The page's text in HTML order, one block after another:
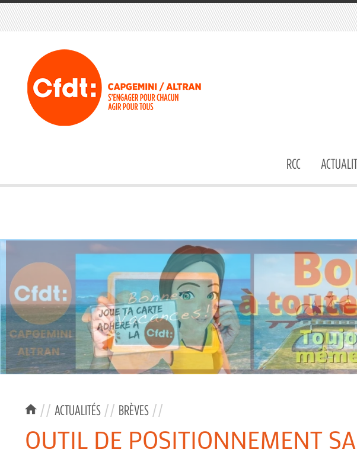
RCC
// ACTUALITÉS // BRÈVES //
OUTIL DE POSITIONNEMENT